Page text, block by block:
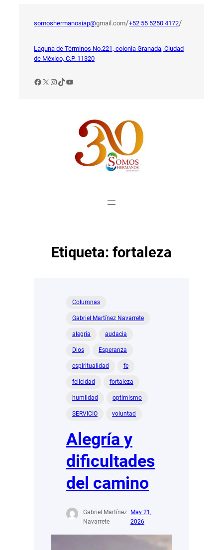
somoshermanosiap@gmail.com/+52 55 5250 4172/
Laguna de Términos No.221, colonia Granada, Ciudad
de México, C.P. 11320
Facebook
X Instagram
TikTok
YouTube
Etiqueta: fortaleza
Columnas
Gabriel Martínez Navarrete
alegria audacia
Dios Esperanza
espiritualidad fe
felicidad fortaleza
humildad optimismo
SERVICIO voluntad
Alegría y
dificultades
del camino
Gabriel Martínez
Navarrete
May 21,
2026